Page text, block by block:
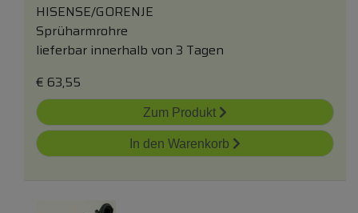
HISENSE/GORENJE
Sprüharmrohre
lieferbar innerhalb von 3 Tagen
€ 63,55
Zum Produkt
In den Warenkorb